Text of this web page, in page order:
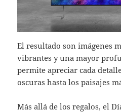
El resultado son imágenes
vibrantes y una mayor
permite apreciar cada
oscuras hasta los paisajes
Más allá de los regalos, el